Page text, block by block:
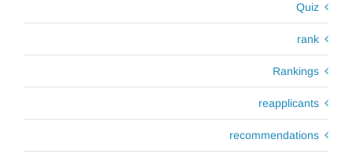
Quiz
rank
Rankings
reapplicants
recommendations